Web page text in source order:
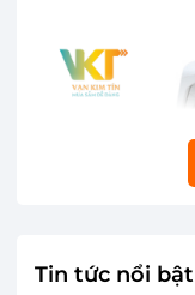
Tin tức nổi bật